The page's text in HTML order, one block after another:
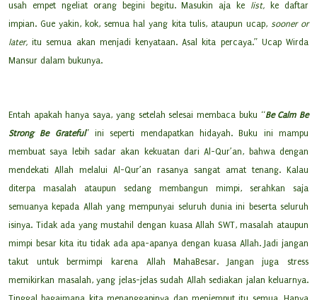
usah empet ngeliat orang begini begitu. Masukin aja ke list,
ke daftar
impian. Gue yakin, kok, semua hal yang kita tulis, ataupun ucap, sooner or
later,itu semua akan menjadi kenyataan. Asal kita percaya.” Ucap Wirda
Mansur dalam bukunya.
Entah apakah hanya saya, yang setelah selesai membaca buku “Be Calm Be
Strong Be Grateful” ini seperti mendapatkan hidayah. Buku ini mampu
membuat saya lebih sadar akan kekuatan dari Al-Qur’an, bahwa dengan
mendekati Allah melalui Al-Qur’an rasanya sangat amat tenang. Kalau
diterpa masalah ataupun sedang membangun mimpi, serahkan saja
semuanya kepada Allah yang mempunyai seluruh dunia ini beserta seluruh
isinya. Tidak ada yang mustahil dengan kuasa Allah SWT, masalah ataupun
mimpi besar kita itu tidak ada apa-apanya dengan kuasa Allah. Jadi jangan
takut untuk bermimpi karena Allah MahaBesar. Jangan juga stress
memikirkan masalah, yang jelas-jelas sudah Allah sediakan jalan keluarnya.